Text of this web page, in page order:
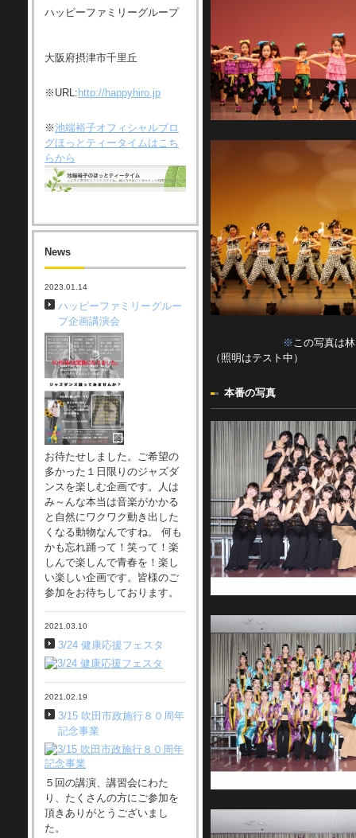
※ この写真は
（照明はテスト中）
本番の写真
ハッピーファミリーグループ
大阪府摂津市千里丘
※URL: http://happyhiro.jp
※池端裕子オフィシャルブロ
グほっとティータイムはこち
らから
News
2023.01.14
ハッピーファミリーグルー
プ企画講演会
お待たせしました。ご希望の
多かった１日限りのジャズダ
ンスを楽しむ企画です。人は
み～んな本当は音楽がかかる
と自然にワクワク動き出した
くなる動物なんですね。 何も
かも忘れ踊って！笑って！楽
しんで楽しんで青春を！楽し
い楽しい企画です。皆様のご
参加をお待ちしております。
2021.03.10
3/24 健康応援フェスタ
2021.02.19
3/15 吹田市政施行８０周年
記念事業
５回の講演、講習会にわた
り、たくさんの方にご参加を
頂きありがとうございまし
た。